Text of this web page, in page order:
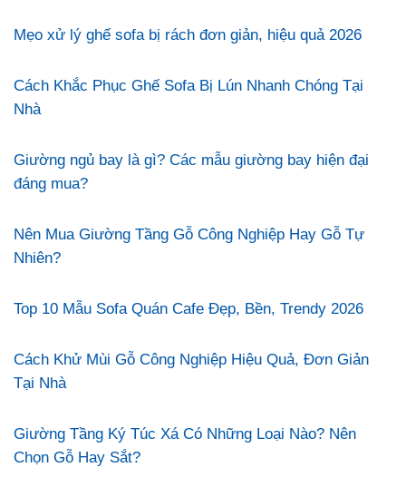
Mẹo xử lý ghế sofa bị rách đơn giản, hiệu quả 2026
Cách Khắc Phục Ghế Sofa Bị Lún Nhanh Chóng Tại
Nhà
Giường ngủ bay là gì? Các mẫu giường bay hiện đại
đáng mua?
Nên Mua Giường Tầng Gỗ Công Nghiệp Hay Gỗ Tự
Nhiên?
Top 10 Mẫu Sofa Quán Cafe Đẹp, Bền, Trendy 2026
Cách Khử Mùi Gỗ Công Nghiệp Hiệu Quả, Đơn Giản
Tại Nhà
Giường Tầng Ký Túc Xá Có Những Loại Nào? Nên
Chọn Gỗ Hay Sắt?